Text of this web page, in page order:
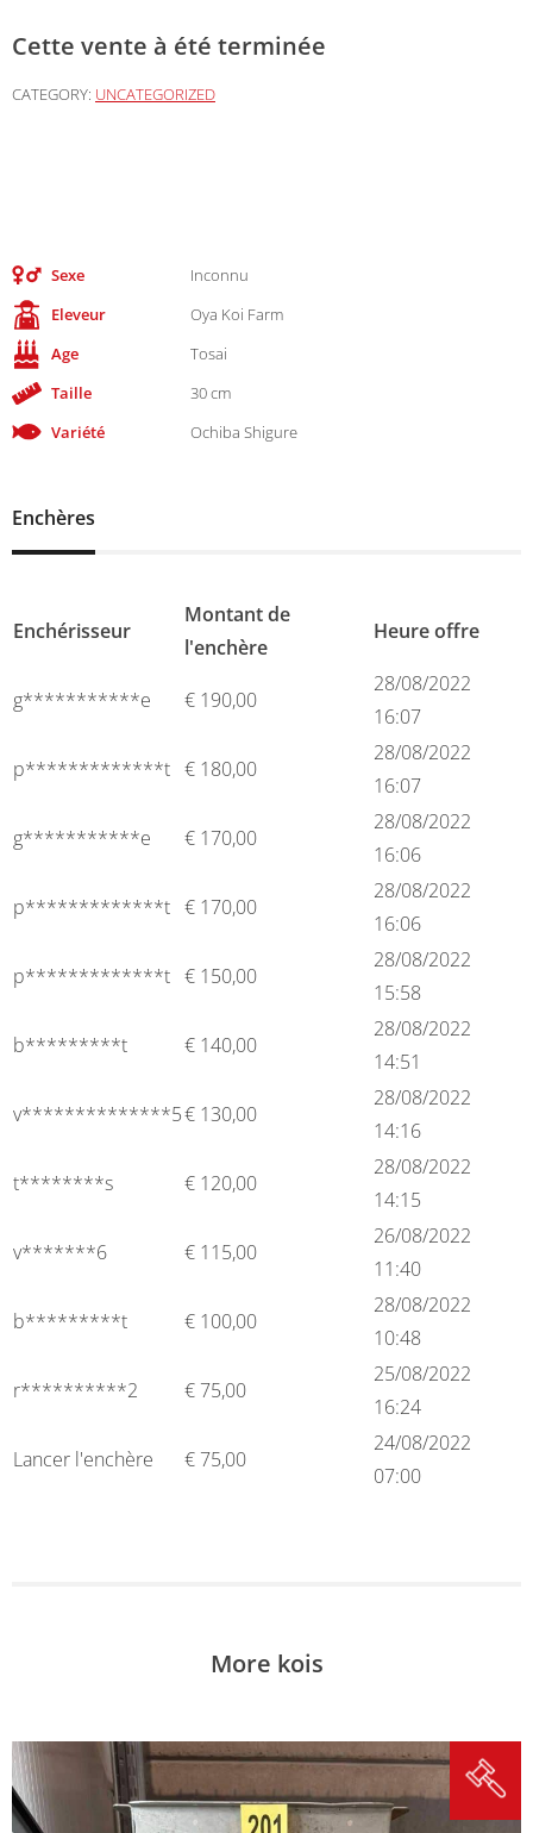
Cette vente à été terminée
CATEGORY: UNCATEGORIZED
Sexe
Inconnu
Eleveur
Oya Koi Farm
Age
Tosai
Taille
30 cm
Variété
Ochiba Shigure
Enchères
Enchérisseur
Montant de
l'enchère
Heure offre
g***********e € 190,00
28/08/2022
16:07
p*************t € 180,00
28/08/2022
16:07
g***********e
€ 170,00
28/08/2022
16:06
p*************t € 170,00
28/08/2022
16:06
p*************t € 150,00
28/08/2022
15:58
b*********t
€ 140,00
28/08/2022
14:51
v**************5€ 130,00
28/08/2022
14:16
t********s
€ 120,00
28/08/2022
14:15
v*******6
€ 115,00
26/08/2022
11:40
b*********t
€ 100,00
28/08/2022
10:48
r**********2
€ 75,00
25/08/2022
16:24
Lancer l'enchère
€ 75,00
24/08/2022
07:00
More kois